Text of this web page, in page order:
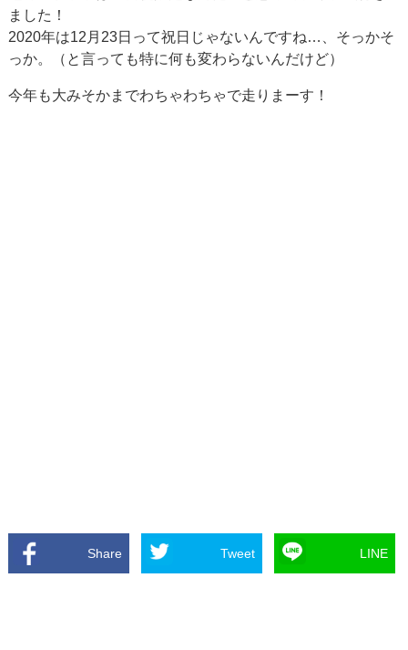
ました！
2020年は12月23日って祝日じゃないんですね…、そっかそ
っか。（と言っても特に何も変わらないんだけど）
今年も大みそかまでわちゃわちゃで走りまーす！
Share Tweet LINE